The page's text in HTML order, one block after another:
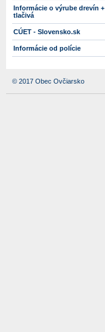
Informácie o výrube drevín +
tlačivá
CÚET - Slovensko.sk
Informácie od polície
© 2017 Obec Ovčiarsko